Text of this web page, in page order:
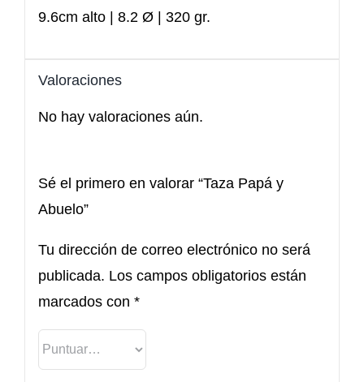
9.6cm alto | 8.2 Ø | 320 gr.
Valoraciones
No hay valoraciones aún.
Sé el primero en valorar “Taza Papá y
Abuelo”
Tu dirección de correo electrónico no será
publicada. Los campos obligatorios están
marcados con *